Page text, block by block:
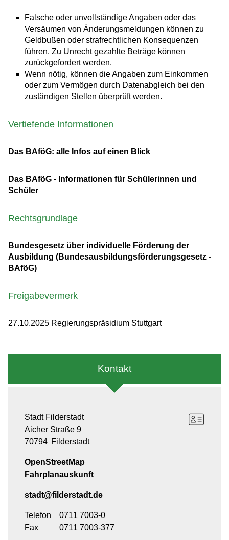
Falsche oder unvollständige Angaben oder das
Versäumen von Änderungsmeldungen können zu
Geldbußen oder strafrechtlichen Konsequenzen
führen. Zu Unrecht gezahlte Beträge können
zurückgefordert werden.
Wenn nötig, können die Angaben zum Einkommen
oder zum Vermögen durch Datenabgleich bei den
zuständigen Stellen überprüft werden.
Vertiefende Informationen
Das BAföG: alle Infos auf einen Blick
Das BAföG - Informationen für Schülerinnen und
Schüler
Rechtsgrundlage
Bundesgesetz über individuelle Förderung der
Ausbildung (Bundesausbildungsförderungsgesetz -
BAföG)
Freigabevermerk
27.10.2025 Regierungspräsidium Stuttgart
Kontakt
Stadt Filderstadt
Aicher Straße 9
70794 Filderstadt
OpenStreetMap
Fahrplanauskunft
stadt@filderstadt.de
Telefon
0711 7003-0
Fax
0711 7003-377